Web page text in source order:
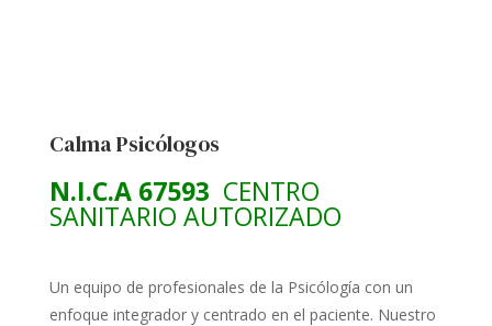
Calma Psicólogos
N.I.C.A 67593 CENTRO
SANITARIO AUTORIZADO
Un equipo de profesionales de la Psicólogía con un
enfoque integrador y centrado en el paciente. Nuestro